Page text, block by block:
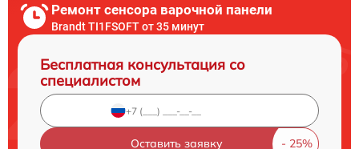
Ремонт сенсора варочной панели
Brandt TI1FSOFT от 35 минут
Бесплатная консультация со
специалистом
Оставить заявку